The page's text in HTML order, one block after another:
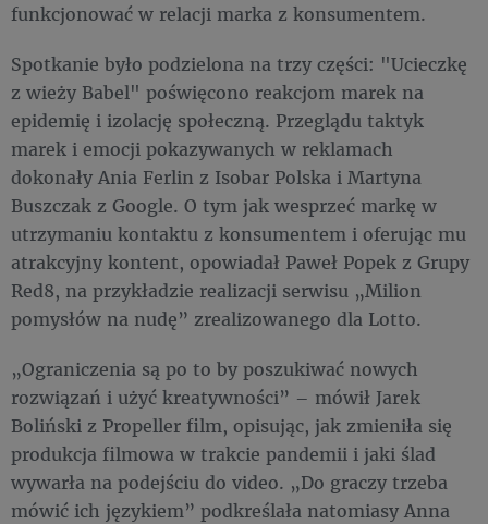
funkcjonować w relacji marka z konsumentem.
Spotkanie było podzielona na trzy części: "Ucieczkę
z wieży Babel" poświęcono reakcjom marek na
epidemię i izolację społeczną. Przeglądu taktyk
marek i emocji pokazywanych w reklamach
dokonały Ania Ferlin z Isobar Polska i Martyna
Buszczak z Google. O tym jak wesprzeć markę w
utrzymaniu kontaktu z konsumentem i oferując mu
atrakcyjny kontent, opowiadał Paweł Popek z Grupy
Red8, na przykładzie realizacji serwisu „Milion
pomysłów na nudę” zrealizowanego dla Lotto.
„Ograniczenia są po to by poszukiwać nowych
rozwiązań i użyć kreatywności” – mówił Jarek
Boliński z Propeller film, opisując, jak zmieniła się
produkcja filmowa w trakcie pandemii i jaki ślad
wywarła na podejściu do video. „Do graczy trzeba
mówić ich językiem” podkreślała natomiasy Anna